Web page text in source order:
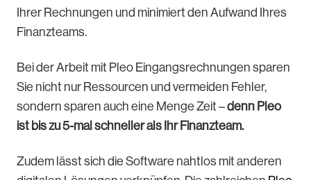
Ihrer Rechnungen und minimiert den Aufwand Ihres
Finanzteams.
Bei der Arbeit mit Pleo Eingangsrechnungen sparen
Sie nicht nur Ressourcen und vermeiden Fehler,
sondern sparen auch eine Menge Zeit –denn Pleo
ist bis zu 5-mal schneller als Ihr Finanzteam.
Zudem lässt sich die Software nahtlos mit anderen